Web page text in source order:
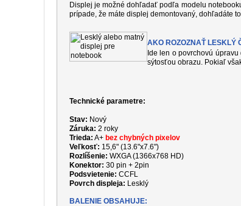
Displej je možné dohľadať podľa modelu
prípade, že máte displej demontovaný, dohľadáte
AKO ROZOZNAŤ LESKLÝ
Ide len o povrchovú
sýtosťou obrazu. Pokiaľ
Technické parametre:
Stav: Nový
Záruka: 2 roky
Trieda: A+ bez chybných pixelov
Veľkosť: 15,6" (13.6"x7.6")
Rozlíšenie: WXGA (1366x768 HD)
Konektor: 30 pin + 2pin
Podsvietenie: CCFL
Povrch displeja: Lesklý
BALENIE OBSAHUJE: